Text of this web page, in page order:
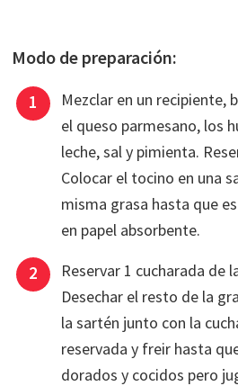
Modo de preparación:
Mezclar en un recipiente,
el queso parmesano, los
leche, sal y pimienta.
Colocar el tocino en una
misma grasa hasta que
en papel absorbente.
Reservar 1 cucharada de
Desechar el resto de la
la sartén junto con la
reservada y freir hasta
dorados y cocidos pero